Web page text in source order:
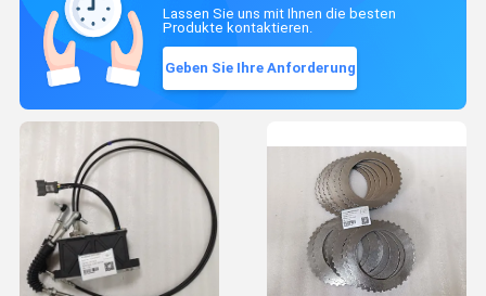
Lassen Sie uns mit Ihnen die besten
Produkte kontaktieren.
Geben Sie Ihre Anforderung